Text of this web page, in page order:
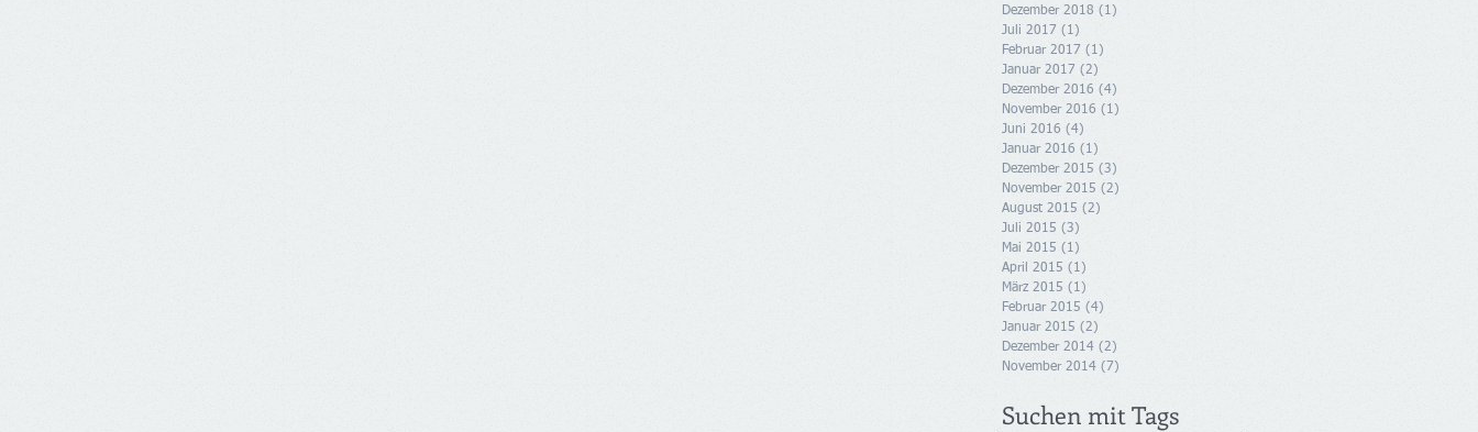
Dezember 2018 (1)
Juli 2017 (1)
Februar 2017 (1)
Januar 2017 (2)
Dezember 2016 (4)
November 2016 (1)
Juni 2016 (4)
Januar 2016 (1)
Dezember 2015 (3)
November 2015 (2)
August 2015 (2)
Juli 2015 (3)
Mai 2015 (1)
April 2015 (1)
März 2015 (1)
Februar 2015 (4)
Januar 2015 (2)
Dezember 2014 (2)
November 2014 (7)
Suchen mit Tags